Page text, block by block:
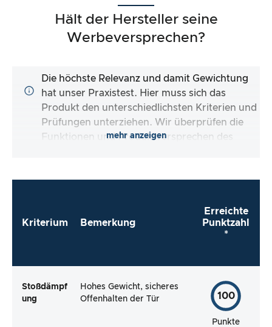
Hält der Hersteller seine
Werbeversprechen?
Die höchste Relevanz und damit Gewichtung
hat unser Praxistest. Hier muss sich das
Produkt den unterschiedlichsten Kriterien und
Prüfungen unterziehen. Wir überprüfen die
Funktionen und Produktversprechen des
mehr anzeigen
Kriterium Bemerkung
Erreichte
Punktzahl
*
Stoßdämpf
ung
Hohes Gewicht, sicheres
Offenhalten der Tür
100
Punkte